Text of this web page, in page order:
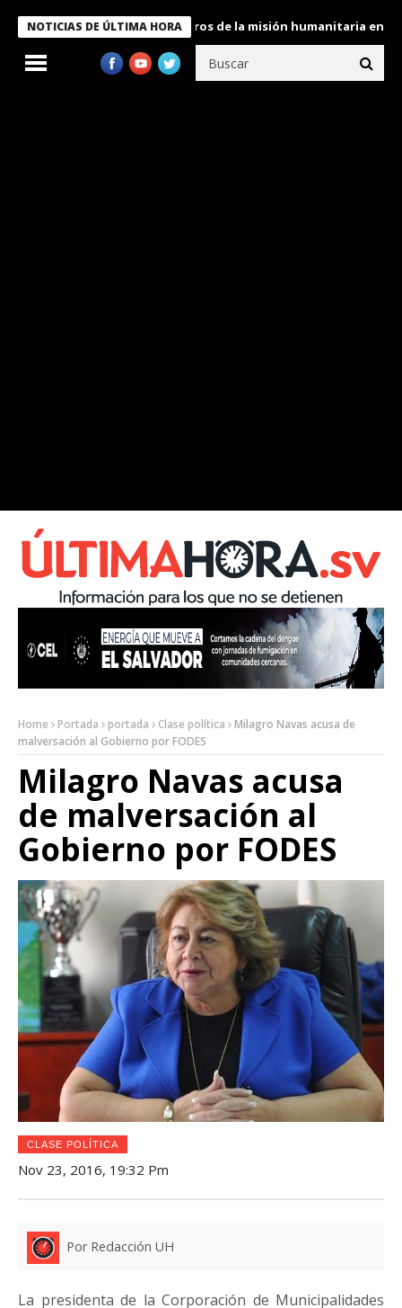
NOTICIAS DE ÚLTIMA HORA
condecora a miembros de la misión humanitaria enviada a
Home Portada portada Clase política
Milagro Navas acusa de
malversación al Gobierno por FODES
Milagro Navas acusa
de malversación al
Gobierno por FODES
CLASE POLÍTICA
Nov 23, 2016, 19:32 Pm
Por Redacción UH
La presidenta de la Corporación de Municipalidades